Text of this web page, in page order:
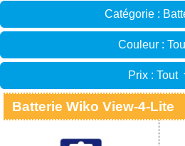
Catégorie :
Couleur :
Prix : Tout
Batterie Wiko View-4-Lite